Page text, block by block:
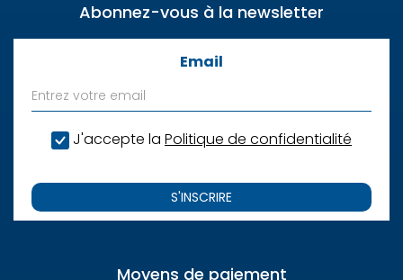
Abonnez-vous à la newsletter
Email
J'accepte la Politique de confidentialité
S'INSCRIRE
Moyens de paiement